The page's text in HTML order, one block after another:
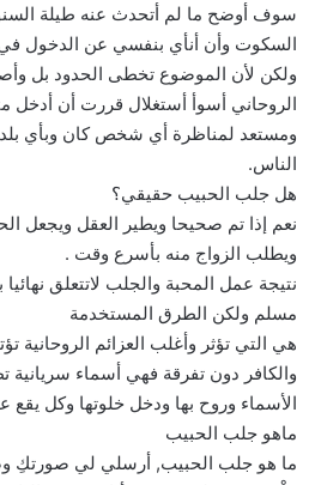
سوف أوضح ما لم أتحدث عنه طيلة
السكوت وأن أنأي بنفسي عن الدخول
ولكن لأن الموضوع تخطى الحدود بل
الروحاني أسوأ أستغلال قررت أن أدخل
ومستعد لمناظرة أي شخص كان وبأي
الناس.
هل جلب الحبيب حقيقي؟
نعم إذا تم صحيحا ويطير العقل ويجعل
ويطلب الزواج منه بأسرع وقت .
نتيجة عمل المحبة والجلب لاتتعلق
مسلم ولكن الطرق المستخدمة
هي التي تؤثر وأغلب العزائم الروحانية
والكافر دون تفرقة فهي أسماء سريانية
الأسماء وروح بها ودخل خلوتها وكل يقع
ماهو جلب الحبيب
ما هو جلب الحبيب, أرسلي لي صورتكِ